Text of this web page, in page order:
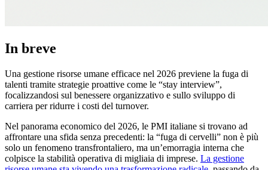
In breve
Una gestione risorse umane efficace nel 2026 previene la fuga di
talenti tramite strategie proattive come le “stay interview”,
focalizzandosi sul benessere organizzativo e sullo sviluppo di
carriera per ridurre i costi del turnover.
Nel panorama economico del 2026, le PMI italiane si trovano ad
affrontare una sfida senza precedenti: la “fuga di cervelli” non è più
solo un fenomeno transfrontaliero, ma un’emorragia interna che
colpisce la stabilità operativa di migliaia di imprese. La gestione